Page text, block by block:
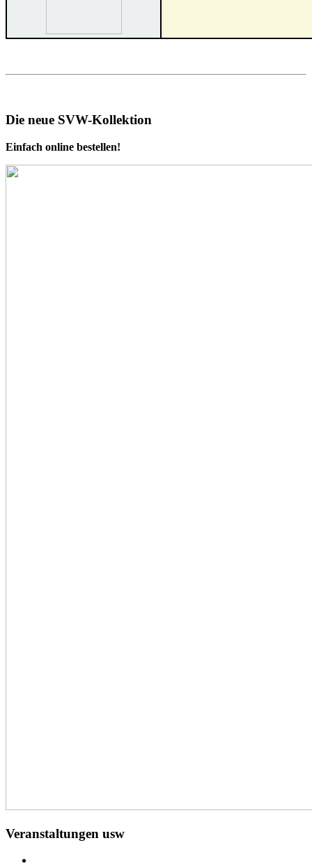
Die neue SVW-Kollektion
Einfach online bestellen!
Veranstaltungen usw